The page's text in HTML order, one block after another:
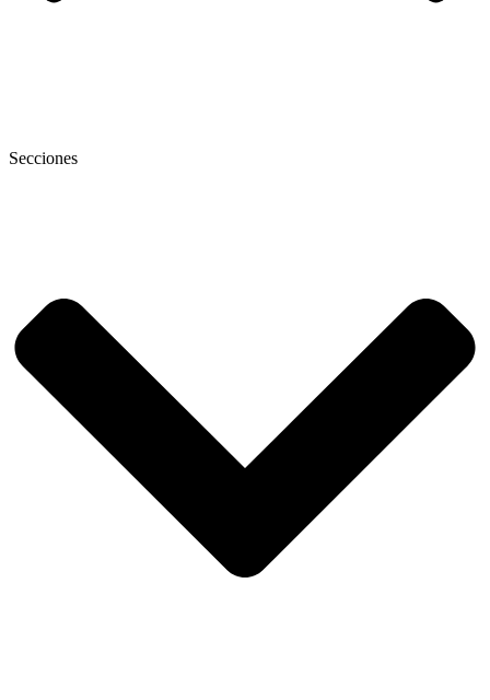
Secciones